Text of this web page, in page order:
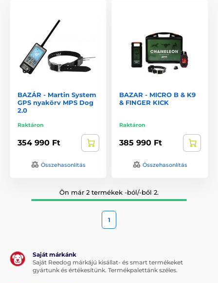
BAZÁR - Martin System
GPS nyakörv MPS Dog
2.0
Raktáron
354 990 Ft
Összehasonlítás
BAZAR - MICRO B & K9
& FINGER KICK
Raktáron
385 990 Ft
Összehasonlítás
Ön már 2 termékek -ból/-ből 2.
1
Saját márkánk
Saját Reedog márkájú kisállat- és smart termékeket
gyártunk és értékesítünk. Termékpalettánk széles.